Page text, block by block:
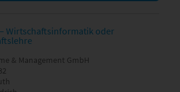
Wirtschaftsinformatik oder
& Management GmbH